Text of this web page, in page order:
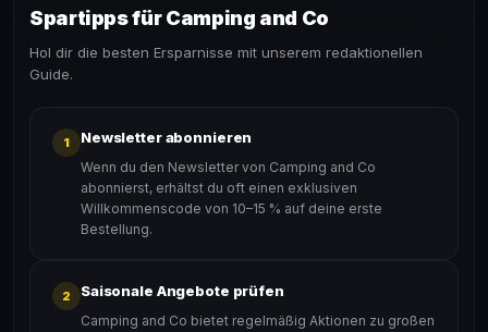
Spartipps für Camping and Co
Hol dir die besten Ersparnisse mit unserem redaktionellen
Guide.
1 Newsletter abonnieren
Wenn du den Newsletter von Camping and Co
abonnierst, erhältst du oft einen exklusiven
Willkommenscode von 10–15 % auf deine erste
Bestellung.
2 Saisonale Angebote prüfen
Camping and Co bietet regelmäßig Aktionen zu großen